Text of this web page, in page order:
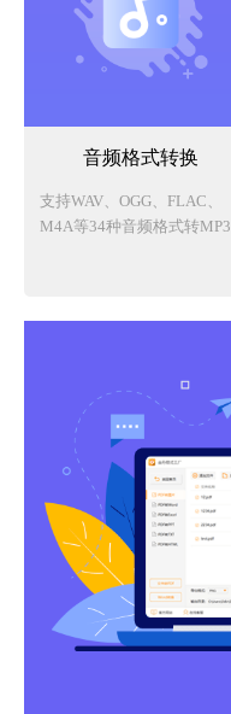
音频格式转换
支持WAV、OGG、FLAC、
M4A等34种音频格式转MP3